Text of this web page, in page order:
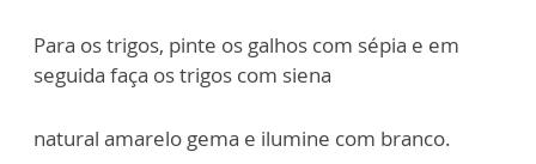
Para os trigos, pinte os galhos com sépia e em
seguida faça os trigos com siena
natural amarelo gema e ilumine com branco.